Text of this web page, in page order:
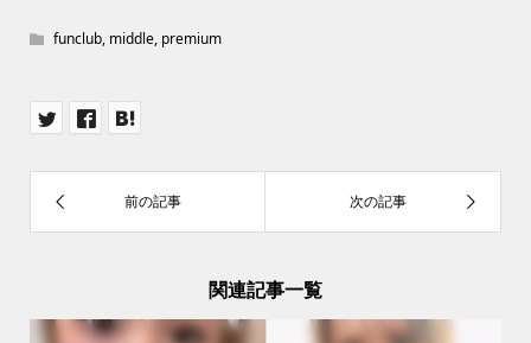
funclub, middle, premium
関連記事一覧